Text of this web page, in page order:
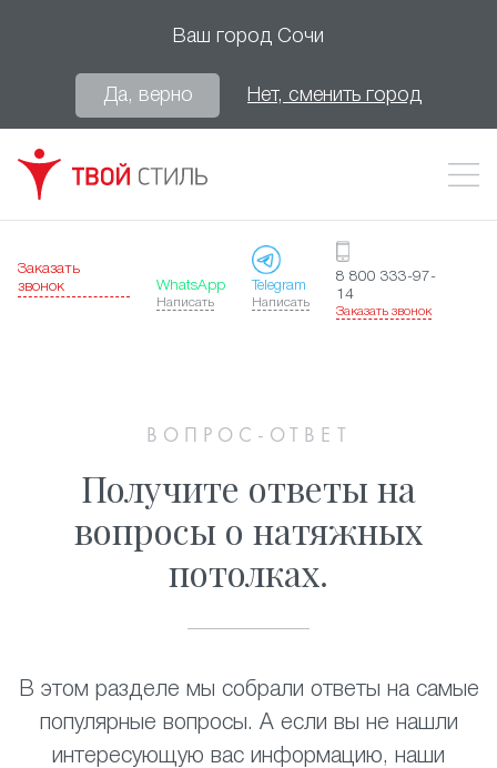
Ваш город Сочи
Да, верно Нет, сменить город
Заказать
звонок
WhatsApp
Написать
Telegram
Написать
8 800 333-97-
14
Заказать звонок
ВОПРОС-ОТВЕТ
Получите ответы на
вопросы о натяжных
потолках.
В этом разделе мы собрали ответы на самые
популярные вопросы. А если вы не нашли
интересующую вас информацию, наши